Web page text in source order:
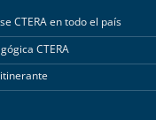
CTERA en todo el país
CTERA